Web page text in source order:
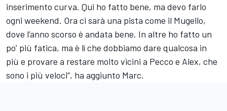
inserimento curva. Qui ho fatto bene, ma devo farlo
ogni weekend. Ora ci sarà una pista come il Mugello,
dove l’anno scorso è andata bene. In altre ho fatto un
po’ più fatica, ma è lì che dobbiamo dare qualcosa in
più e provare a restare molto vicini a Pecco e Alex, che
sono i più veloci”, ha aggiunto Marc.